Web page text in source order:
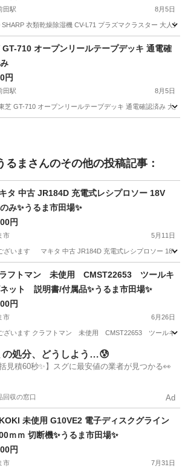
田駅 8月5日
SHARP 衣類乾燥除湿機 CV-L71 プラズマクラスター 大人
前田駅 季節、空調家電
GT-710 オープンリールテープデッキ 通電確
円
田駅 8月5日
芝 GT-710 オープンリールテープデッキ 通電確認済み 大
るま さんのその他の投稿記事：
タ 中古 JR184D 充電式レシプロソー 18V
み✨うるま市田場✨
円
市 5月11日
ざいます マキタ 中古 JR184D 充電式レシプロソー 18V
その他 レシプロソー
フトマン 未使用 CMST22653 ツールキ
ット 説明書/付属品✨うるま市田場✨
円
市 6月26日
ざいます クラフトマン 未使用 CMST22653 ツールキ
の他 ツール
の処分、どうしよう…😰
括見積60秒✨】スグに最安値の業者が見つかる👀
回収の窓口 Ad
未使用 G10VE2 電子ディスクグライン
ｍｍ 切断機✨うるま市田場✨
円
市 7月31日